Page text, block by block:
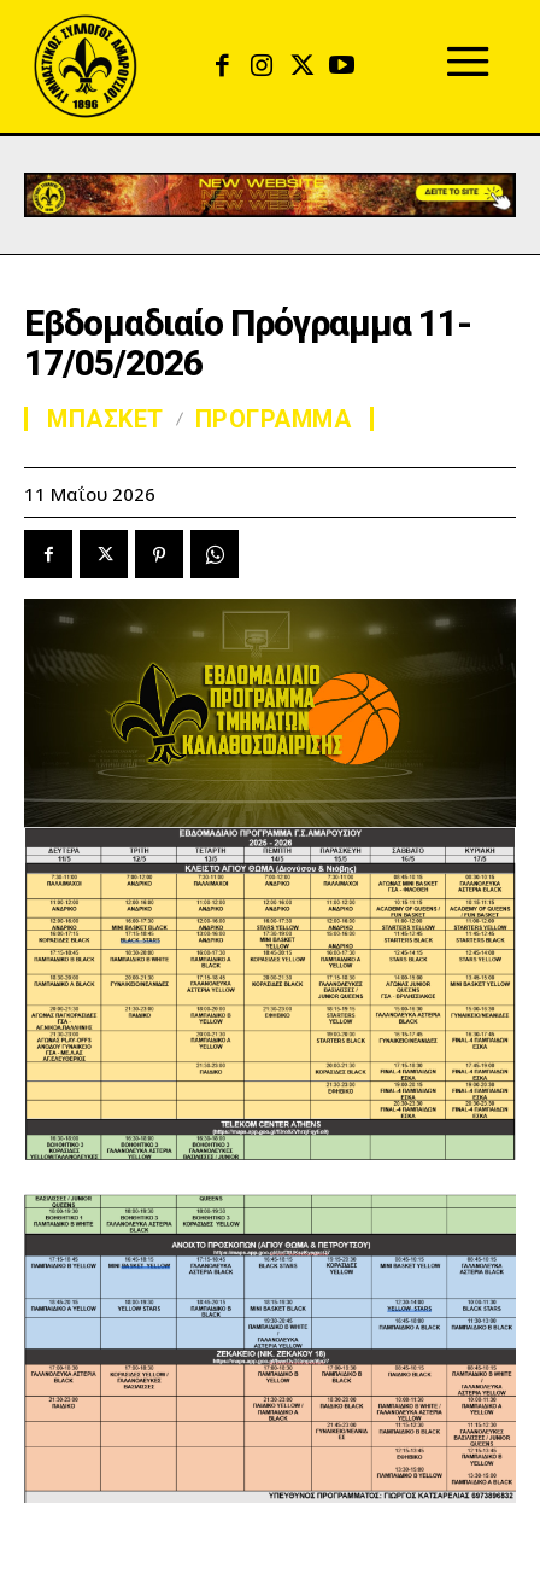
Εβδομαδιαίο Πρόγραμμα 11-
17/05/2026
ΜΠΑΣΚΕΤ ΠΡΟΓΡΑΜΜΑ
11 Μαΐου 2026